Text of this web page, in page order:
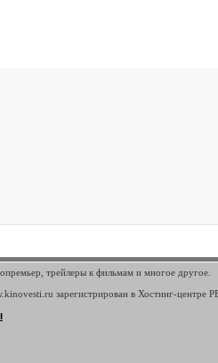
трейлеры к фильмам и многое другое.
зарегистрирован в Хостинг-центре